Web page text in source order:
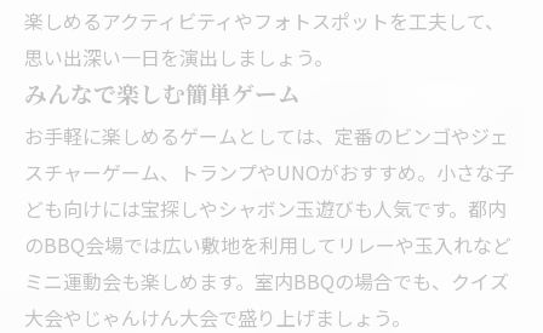
楽しめるアクティビティやフォトスポットを工夫して、
思い出深い一日を演出しましょう。
みんなで楽しむ簡単ゲーム
お手軽に楽しめるゲームとしては、定番のビンゴやジェ
スチャーゲーム、トランプやUNOがおすすめ。小さな子
ども向けには宝探しやシャボン玉遊びも人気です。都内
のBBQ会場では広い敷地を利用してリレーや玉入れなど
ミニ運動会も楽しめます。室内BBQの場合でも、クイズ
大会やじゃんけん大会で盛り上げましょう。